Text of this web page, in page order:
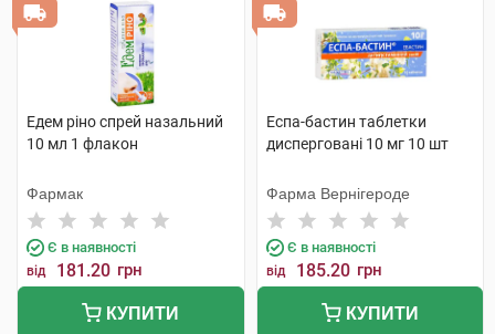
Едем ріно спрей назальний
10 мл 1 флакон
Фармак
Є в наявності
від 181.20 грн
КУПИТИ
Еспа-бастин таблетки
дисперговані 10 мг 10 шт
Фарма Вернігероде
Є в наявності
від 185.20 грн
КУПИТИ